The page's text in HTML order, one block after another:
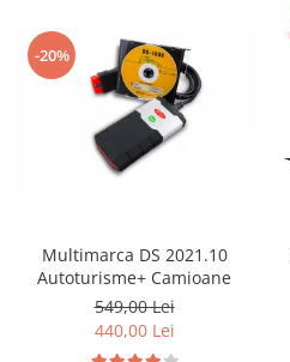
-20%
Multimarca DS 2021.10
Autoturisme+ Camioane
549,00 Lei
440,00 Lei